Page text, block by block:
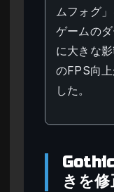
ムフォグ
ゲームの
に大きな
のFPS向
した。
きを